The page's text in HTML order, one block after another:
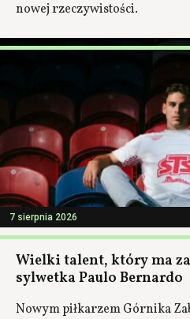
nowej rzeczywistości.
7 sierpnia 2026
Wielki talent, który ma
sylwetka Paulo Bernardo
Nowym piłkarzem Górnika